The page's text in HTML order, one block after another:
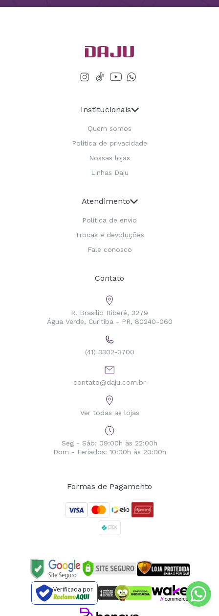
Institucionais
Quem somos
Política de privacidade
Nossas lojas
Linhas Daju
Atendimento
Política de envio
Trocas e devoluções
Fale conosco
Contato
R. Brasílio Itiberê, 3279
Água Verde, Curitiba - PR, 80240-060
(41) 3302-3700
contato@daju.com.br
Ver todas as lojas
Seg - Sáb: 09:00h às 22:00h
Dom - Feriados: 10:00h às 20:00h
Formas de Pagamento
Verificada por